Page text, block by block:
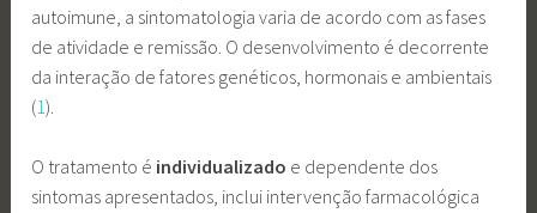
autoimune, a sintomatologia varia de acordo com as fases
de atividade e remissão. O desenvolvimento é decorrente
da interação de fatores genéticos, hormonais e ambientais
(1).
O tratamento é individualizado e dependente dos
sintomas apresentados, inclui intervenção farmacológica